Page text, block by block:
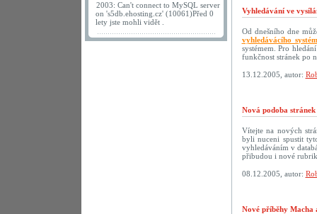
2003: Can't connect to MySQL server
on 's5db.ehosting.cz' (10061)Před 0
lety jste mohli vidět .
Vyhledávání ve
Od dnešního dne
vyhledávácího
systémem. Pro
funkčnost stránek po
13.12.2005, autor:
Nová podoba
Vítejte na nových
byli nuceni spustit
vyhledáváním v
přibudou i nové
08.12.2005, autor:
Nové příběhy Macha